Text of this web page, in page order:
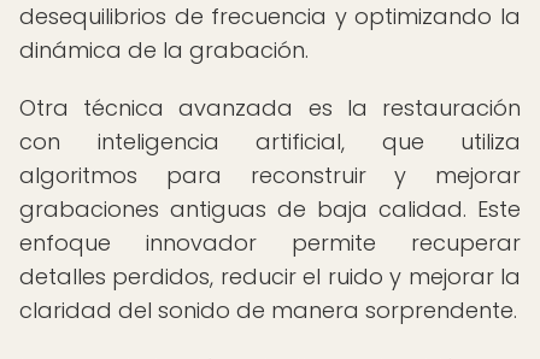
desequilibrios de frecuencia y optimizando la
dinámica de la grabación.
Otra técnica avanzada es la restauración
con inteligencia artificial, que utiliza
algoritmos para reconstruir y mejorar
grabaciones antiguas de baja calidad. Este
enfoque innovador permite recuperar
detalles perdidos, reducir el ruido y mejorar la
claridad del sonido de manera sorprendente.